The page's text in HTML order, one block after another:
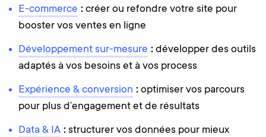
E-commerce : créer ou refondre votre site pour
booster vos ventes en ligne
Développement sur-mesure : développer des outils
adaptés à vos besoins et à vos process
Expérience & conversion : optimiser vos parcours
pour plus d’engagement et de résultats
Data & IA : structurer vos données pour mieux